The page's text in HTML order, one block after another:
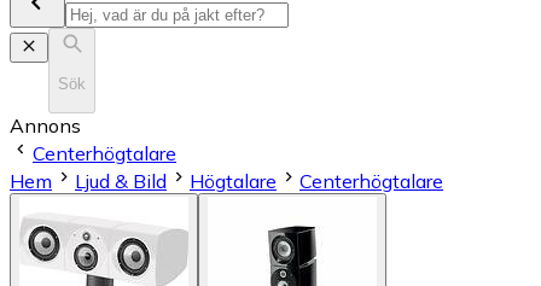
Sök
Annons
Centerhögtalare
Hem
Ljud & Bild Högtalare Centerhögtalare